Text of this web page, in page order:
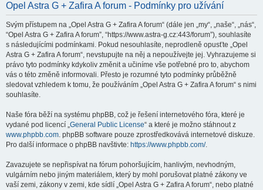
Opel Astra G + Zafira A forum - Podmínky pro užívání
Svým přístupem na „Opel Astra G + Zafira A forum“ (dále jen „my“, „naše“, „nás“,
“Opel Astra G + Zafira A forum”, “https://www.astra-g.cz:443/forum”), souhlasíte
s následujícími podmínkami. Pokud nesouhlasíte, neprodleně opusťte „Opel
Astra G + Zafira A forum“, nevstupujte na něj a nepoužívejte jej. Vyhrazujeme si
právo tyto podmínky kdykoliv změnit a učiníme vše potřebné pro to, abychom
vás o této změně informovali. Přesto je rozumné tyto podmínky průběžně
sledovat vzhledem k tomu, že používáním „Opel Astra G + Zafira A forum“ s nimi
souhlasíte.
Naše fóra běží na systému phpBB, což je řešení internetového fóra, které je
vydané pod licencí „General Public License“ a které je možno stáhnout z
www.phpbb.com. phpBB software pouze zprostředkovává internetové diskuze.
Pro další informace o phpBB navštivte: https://www.phpbb.com/.
Zavazujete se nepřispívat na fórum pohoršujícím, hanlivým, nevhodným,
vulgárním nebo jiným materiálem, který by mohl porušovat platné zákony ve
vaší zemi, zákony v zemi, kde sídlí „Opel Astra G + Zafira A forum“, nebo platné